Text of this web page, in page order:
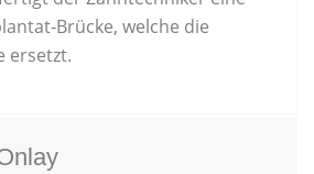
Brücke, welche die
ersetzt.